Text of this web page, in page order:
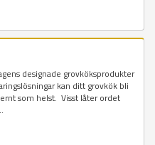
designade grovköksprodukter
kan ditt grovkök bli
som helst. Visst låter ordet